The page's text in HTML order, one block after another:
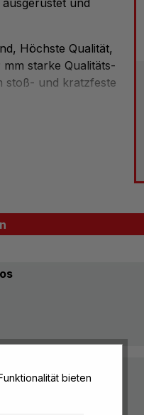
Höchste Qualität,
starke Qualitäts-
stoß- und kratzfeste
bieten